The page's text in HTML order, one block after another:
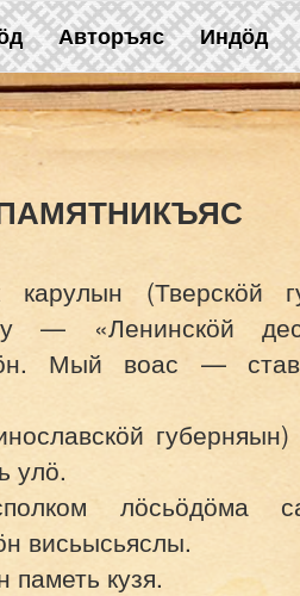
Авторъяс Индӧд
(Тверскӧй
— «Ленинскӧй
Мый воас —
губерняын)
улӧ.
лӧсьӧдӧма
висьысьяслы.
кузя.